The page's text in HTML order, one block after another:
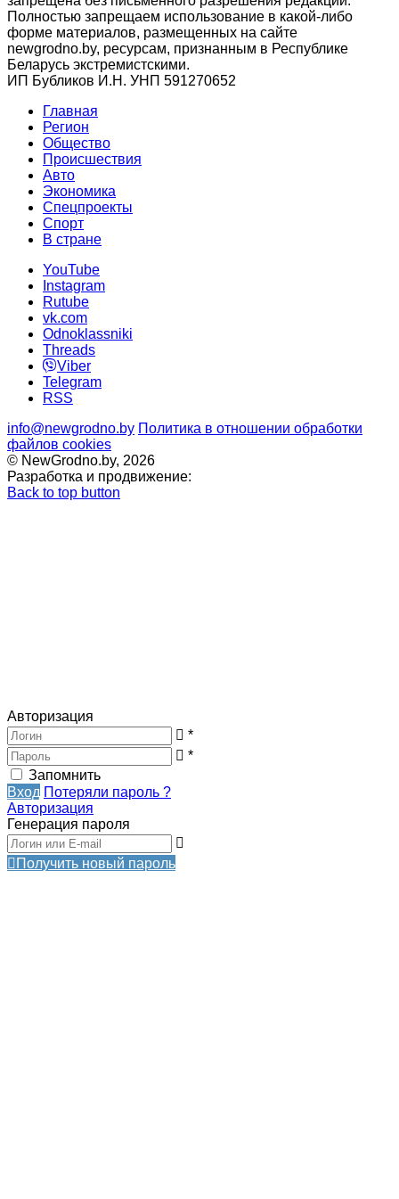
Полностью запрещаем использование в какой-либо
форме материалов, размещенных на сайте
newgrodno.by, ресурсам, признанным в Республике
Беларусь экстремистскими.
ИП Бубликов И.Н. УНП 591270652
Главная
Регион
Общество
Происшествия
Авто
Экономика
Спецпроекты
Cпорт
В стране
YouTube
Instagram
Rutube
vk.com
Odnoklassniki
Threads
Viber
Telegram
RSS
info@newgrodno.by Политика в отношении обработки
файлов cookies
© NewGrodno.by, 2026
Разработка и продвижение:
Back to top button
Авторизация
*
*
Запомнить
Вход Потеряли пароль ?
Авторизация
Генерация пароля
Получить новый пароль